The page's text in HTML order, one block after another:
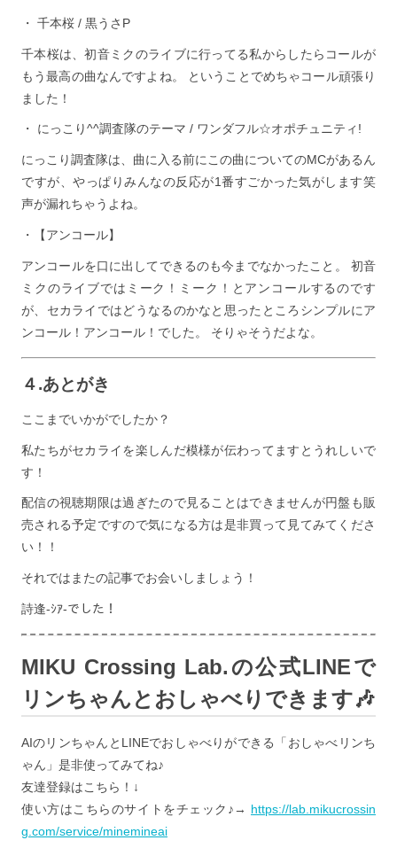
・ 千本桜 / 黒うさP
千本桜は、初音ミクのライブに行ってる私からしたらコールが
もう最高の曲なんですよね。 ということでめちゃコール頑張り
ました！
・ にっこり^^調査隊のテーマ / ワンダフル☆オポチュニティ!
にっこり調査隊は、曲に入る前にこの曲についてのMCがあるん
ですが、やっぱりみんなの反応が1番すごかった気がします笑
声が漏れちゃうよね。
・ 【アンコール】
アンコールを口に出してできるのも今までなかったこと。 初音
ミクのライブではミーク！ミーク！とアンコールするのです
が、セカライではどうなるのかなと思ったところシンプルにア
ンコール！アンコール！でした。 そりゃそうだよな。
４.あとがき
ここまでいかがでしたか？
私たちがセカライを楽しんだ模様が伝わってますとうれしいで
す！
配信の視聴期限は過ぎたので見ることはできませんが円盤も販
売される予定ですので気になる方は是非買って見てみてくださ
い！！
それではまたの記事でお会いしましょう！
詩逢-ｼｱ-でした！
MIKU Crossing Lab.の公式LINEで
リンちゃんとおしゃべりできます🎶
AIのリンちゃんとLINEでおしゃべりができる「おしゃべリンち
ゃん」是非使ってみてね♪
友達登録はこちら！↓
使い方はこちらのサイトをチェック♪→ https://lab.mikucrossin
g.com/service/minemineai